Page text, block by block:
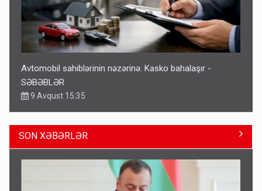
Avtomobil sahiblərinin nəzərinə: Kasko bahalaşır -
SƏBƏBLƏR
9 Avqust 15:35
SON XƏBƏRLƏR